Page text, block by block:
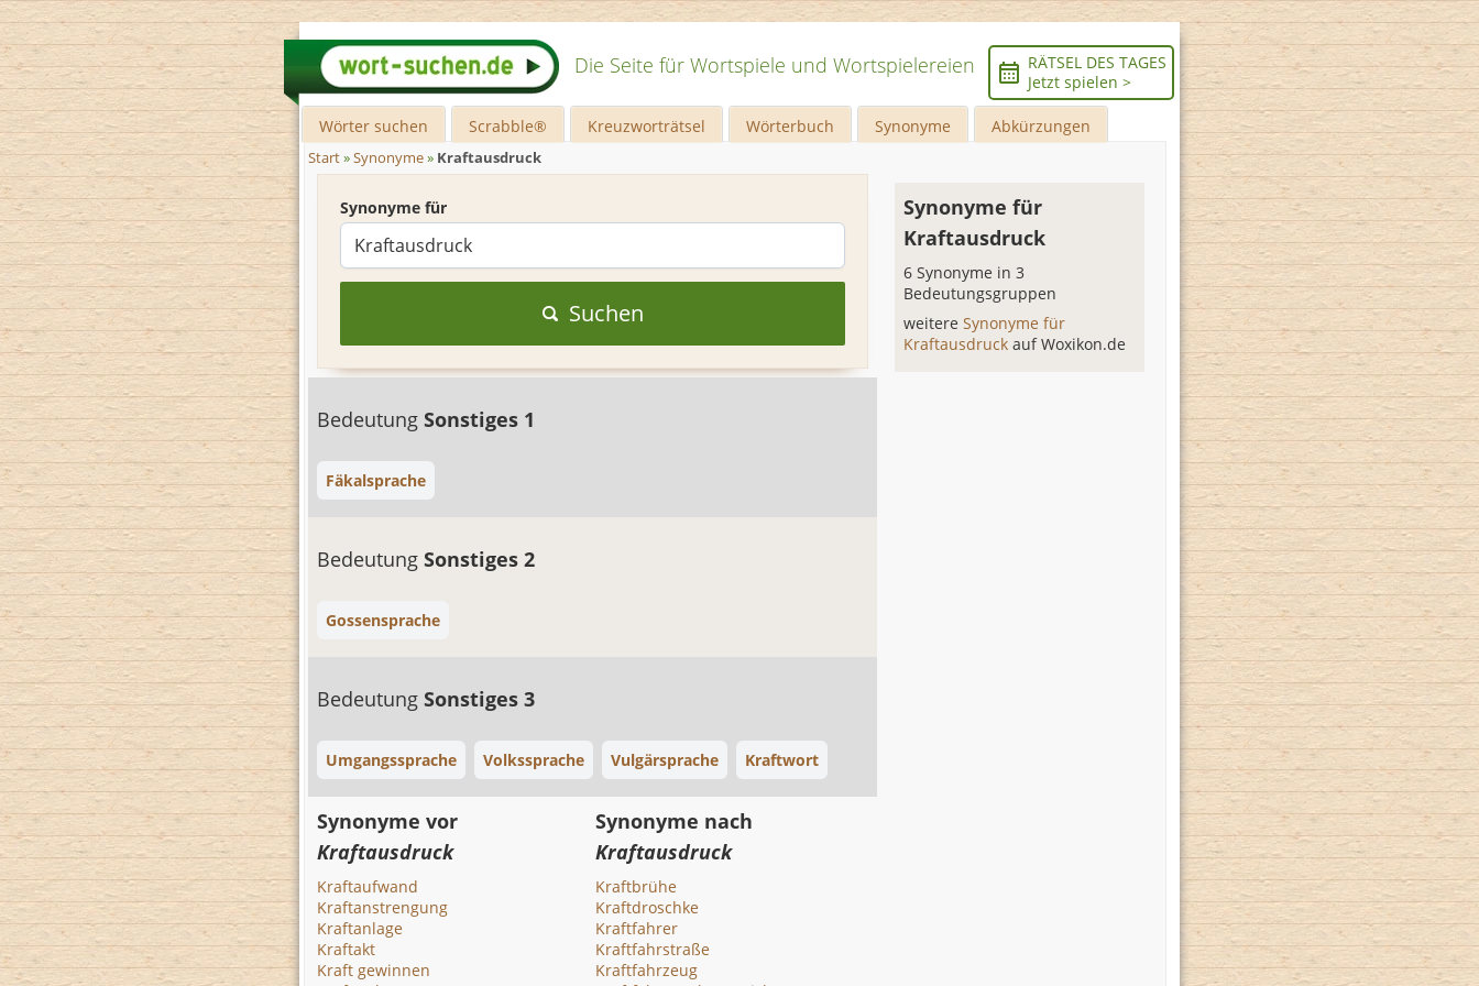
Die Seite für Wortspiele und Wortspielereien
RÄTSEL DES TAGES
Jetzt spielen >
Wörter suchen Scrabble® Kreuzworträtsel Wörterbuch Synonyme Abkürzungen
Start»Synonyme» Kraftausdruck
Synonyme für
Suchen
Bedeutung Sonstiges 1
Fäkalsprache
Bedeutung Sonstiges 2
Gossensprache
Bedeutung Sonstiges 3
Umgangssprache Volkssprache Vulgärsprache Kraftwort
Synonyme für
Kraftausdruck
6 Synonyme in 3
Bedeutungsgruppen
weitereSynonyme für
Kraftausdruckauf Woxikon.de
Synonyme vor
Kraftausdruck
Kraftaufwand
Kraftanstrengung
Kraftanlage
Kraftakt
Kraft gewinnen
Synonyme nach
Kraftausdruck
Kraftbrühe
Kraftdroschke
Kraftfahrer
Kraftfahrstraße
Kraftfahrzeug